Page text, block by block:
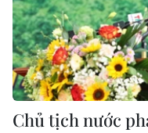
Chủ tịch nước